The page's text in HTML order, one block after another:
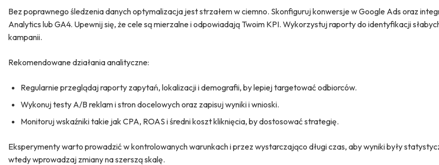
Bez poprawnego śledzenia danych optymalizacja jest strzałem w ciemno. Skonfiguruj konwersje w Google Ads oraz
Analytics lub GA4. Upewnij się, że cele są mierzalne i odpowiadają Twoim KPI. Wykorzystuj raporty do identyfikacji
kampanii.
Rekomendowane działania analityczne:
Regularnie przeglądaj raporty zapytań, lokalizacji i demografii, by lepiej targetować odbiorców.
Wykonuj testy A/B reklam i stron docelowych oraz zapisuj wyniki i wnioski.
Monitoruj wskaźniki takie jak CPA, ROAS i średni koszt kliknięcia, by dostosować strategię.
Eksperymenty warto prowadzić w kontrolowanych warunkach i przez wystarczająco długi czas, aby wyniki były
wtedy wprowadzaj zmiany na szerszą skalę.